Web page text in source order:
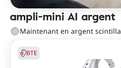
ampli-mini AI argent
Maintenant en argent scintilla
BTE